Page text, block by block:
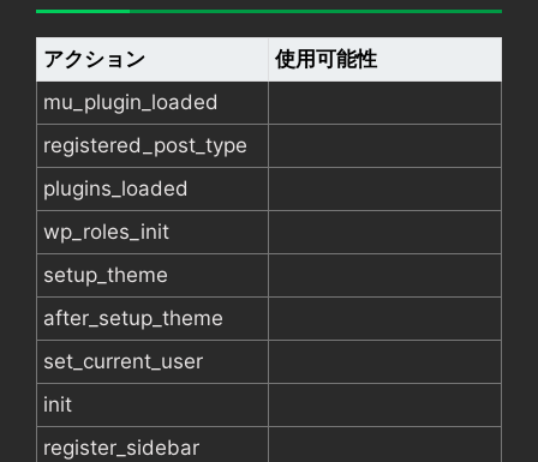
アクション
使用可能性
mu_plugin_loaded
registered_post_type
plugins_loaded
wp_roles_init
setup_theme
after_setup_theme
set_current_user
init
register_sidebar